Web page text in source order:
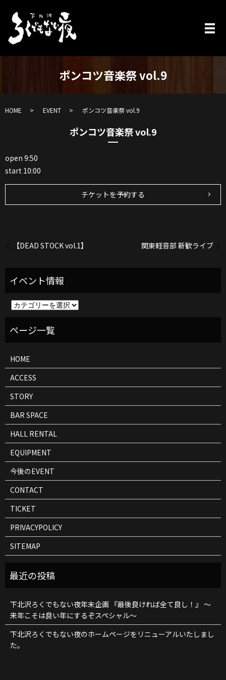
ポンコツ音楽祭 vol.9
HOME EVENT ポンコツ音楽祭 vol.9
ポンコツ音楽祭 vol.9
open 9:50
start 10:00
チケットを予約する
【DEAD STOCK vol.1】 関東軽音部 新歓ライブ
ト
HOME
ACCESS
STORY
BAR SPACE
HALL RENTAL
EQUIPMENT
今後のEVENT
CONTACT
TICKET
PRIVACYPOLICY
SITEMAP
下北沢ろくでもない夜年末企画 『最後良ければ全て良し！』 ～
来年こそは良い年にするぞスペシャル～
下北沢ろくでもない夜のホームページをリニューアルいたしまし
た。